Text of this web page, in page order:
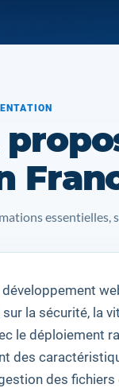
essentielles,
développement
sur la sécurité, la
le déploiement
des
des fichiers